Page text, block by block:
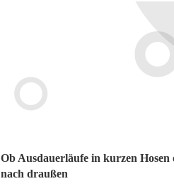
​​​​​​​Ob Ausdauerläufe in kurzen
nach draußen